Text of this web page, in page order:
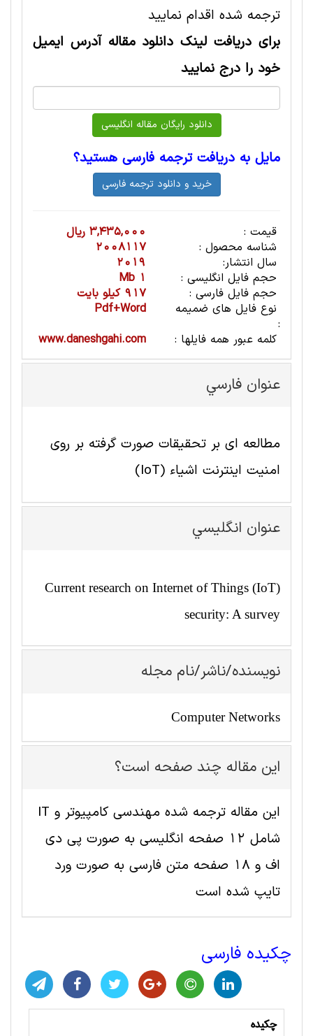
ترجمه شده اقدام نمایید
برای دریافت لینک دانلود مقاله آدرس ایمیل
خود را درج نمایید
مایل به دریافت ترجمه فارسی هستید؟
قیمت :
3,435,000 ریال
شناسه محصول :
2008117
سال انتشار:
2019
حجم فایل انگلیسی :
1 Mb
حجم فایل فارسی :
917 کیلو بایت
نوع فایل های ضمیمه
:
Pdf+Word
کلمه عبور همه فایلها :
www.daneshgahi.com
عنوان فارسي
مطالعه ای بر تحقیقات صورت گرفته بر روی
امنیت اینترنت اشیاء (IoT)
عنوان انگليسي
Current research on Internet of Things (IoT)
security: A survey
نویسنده/ناشر/نام مجله
Computer Networks
این مقاله چند صفحه است؟
این مقاله ترجمه شده مهندسی کامپیوتر و IT
شامل 12 صفحه انگلیسی به صورت پی دی
اف و 18 صفحه متن فارسی به صورت ورد
تایپ شده است
چکیده فارسی
چکیده